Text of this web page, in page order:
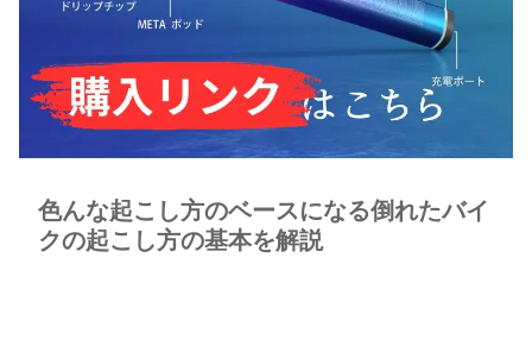
色んな起こし方のベースになる倒れたバイ
クの起こし方の基本を解説